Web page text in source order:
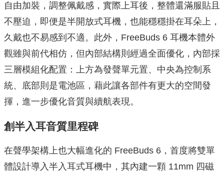
自由加裝，調整佩戴感，實際上耳後，整體還滿服貼且
不壓迫，即便是半開放式耳機，也能穩穩掛在耳朵上，
久戴也不易感到不適。此外，FreeBuds 6 耳機本體外
觀雖與前代相仿，但內部結構則經過全面優化，內部採
三層模組化配置：上方為發聲單元置、中央為控制系
統、底部則是電池區，藉此讓各部件有更大的空間發
揮，進一步優化音質與續航表現。
創半入耳音質里程碑
在聲學架構上也大幅進化的 FreeBuds 6，首度將雙單
體設計導入半入耳式耳機中，其內建一顆 11mm 四磁